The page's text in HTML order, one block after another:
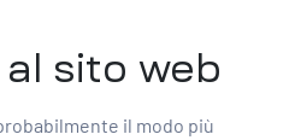
sito web
il modo più